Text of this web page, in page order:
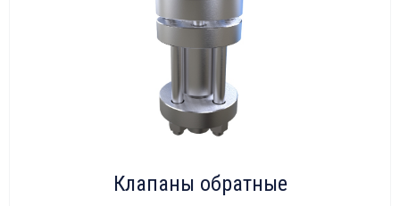
Клапаны обратные